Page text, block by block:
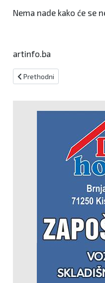
Nema nade kako će se
artinfo.ba
Prethodni članak: Poraz bh.
Prethodni